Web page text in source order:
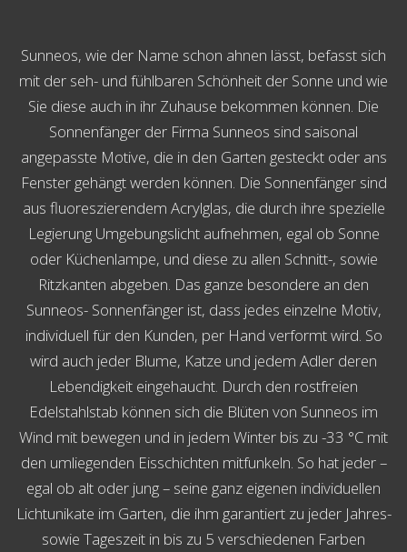
Sunneos, wie der Name schon ahnen lässt, befasst sich
mit der seh- und fühlbaren Schönheit der Sonne und wie
Sie diese auch in ihr Zuhause bekommen können. Die
Sonnenfänger der Firma Sunneos sind saisonal
angepasste Motive, die in den Garten gesteckt oder ans
Fenster gehängt werden können. Die Sonnenfänger sind
aus fluoreszierendem Acrylglas, die durch ihre spezielle
Legierung Umgebungslicht aufnehmen, egal ob Sonne
oder Küchenlampe, und diese zu allen Schnitt-, sowie
Ritzkanten abgeben. Das ganze besondere an den
Sunneos- Sonnenfänger ist, dass jedes einzelne Motiv,
individuell für den Kunden, per Hand verformt wird. So
wird auch jeder Blume, Katze und jedem Adler deren
Lebendigkeit eingehaucht. Durch den rostfreien
Edelstahlstab können sich die Blüten von Sunneos im
Wind mit bewegen und in jedem Winter bis zu -33 °C mit
den umliegenden Eisschichten mitfunkeln. So hat jeder –
egal ob alt oder jung – seine ganz eigenen individuellen
Lichtunikate im Garten, die ihm garantiert zu jeder Jahres-
sowie Tageszeit in bis zu 5 verschiedenen Farben